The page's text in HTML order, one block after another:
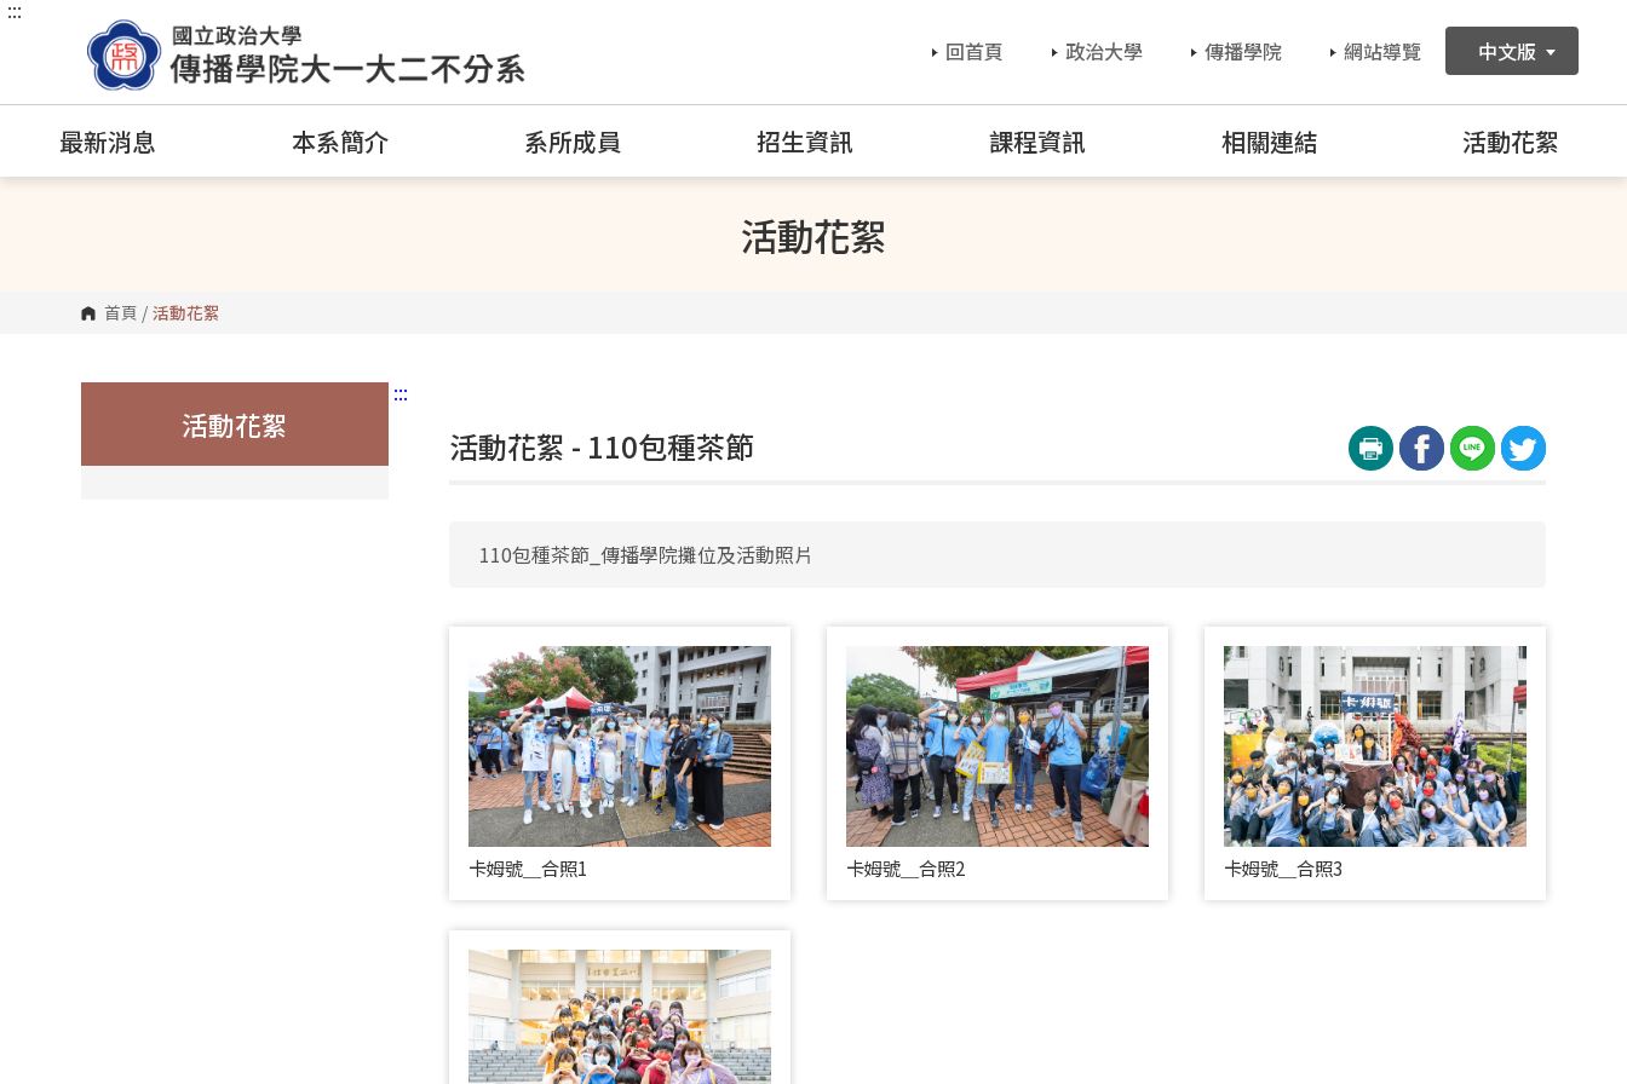
跳
容
:::
回首頁
政治大學 傳播學院 網站導覽 中文版
最新消息 本系簡介 系所成員 招生資訊 課程資訊 相關連結 活動花絮
活動花絮
首頁 / 活動花絮
活動花絮
:::
活動花絮 - 110包種茶節
110包種茶節_傳播學院攤位及活動照片
卡姆號＿合照1 卡姆號＿合照2 卡姆號＿合照3